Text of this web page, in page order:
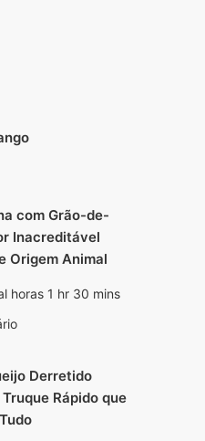
com Grão-de-
Inacreditável
Origem Animal
horas 1 hr 30 mins
Derretido
Rápido que